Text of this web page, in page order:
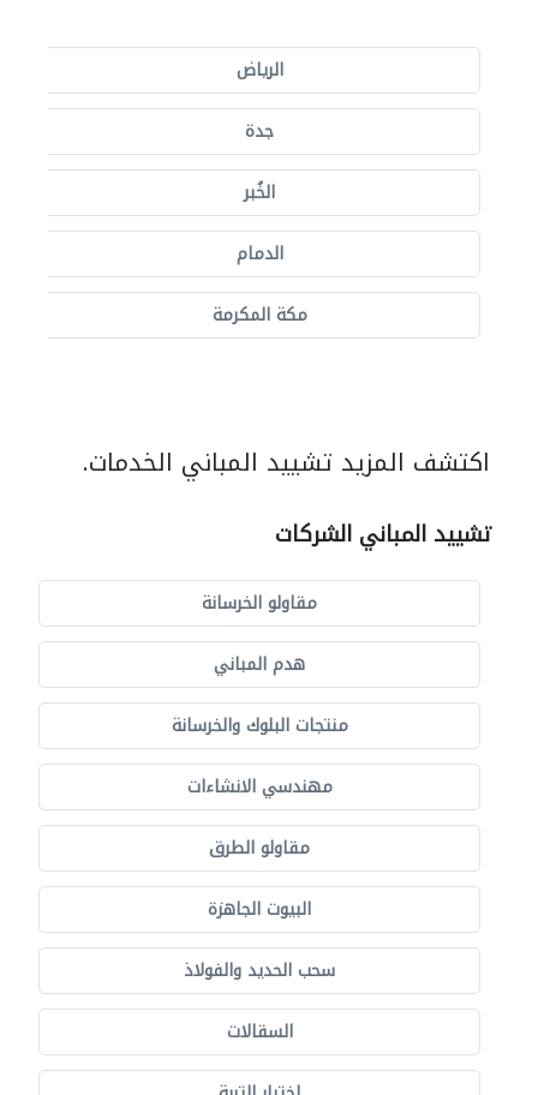
الرياض
جدة
الخُبر
الدمام
مكة المكرمة
اكتشف المزيد تشييد المباني الخدمات.
تشييد المباني الشركات
مقاولو الخرسانة
هدم المباني
منتجات البلوك والخرسانة
مهندسي الانشاءات
مقاولو الطرق
البيوت الجاهزة
سحب الحديد والفولاذ
السقالات